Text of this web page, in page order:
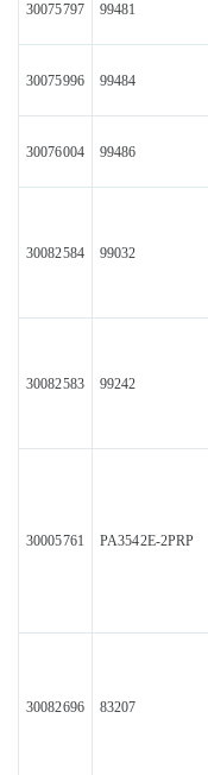
30075797 99481
30075996 99484
30076004 99486
30082584 99032
30082583 99242
30005761 PA3542E-2PRP
30082696 83207